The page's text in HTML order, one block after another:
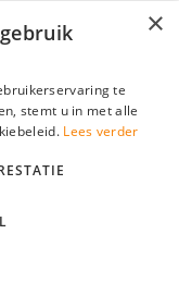
×
te
stemt u in met alle
Lees verder